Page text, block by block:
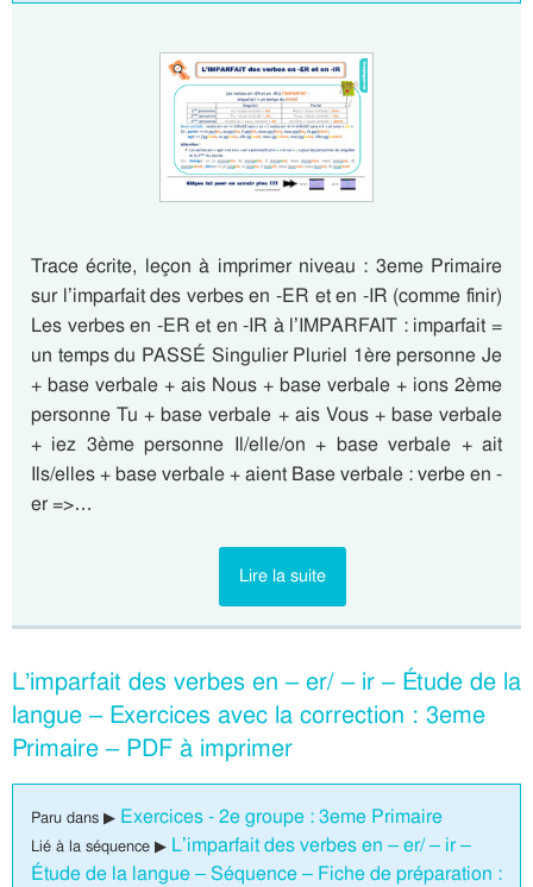
Trace écrite, leçon à imprimer niveau : 3eme Primaire
sur l’imparfait des verbes en -ER et en -IR (comme finir)
Les verbes en -ER et en -IR à l’IMPARFAIT : imparfait =
un temps du PASSÉ Singulier Pluriel 1ère personne Je
+ base verbale + ais Nous + base verbale + ions 2ème
personne Tu + base verbale + ais Vous + base verbale
+ iez 3ème personne Il/elle/on + base verbale + ait
Ils/elles + base verbale + aient Base verbale : verbe en -
er =>…
Lire la suite
L’imparfait des verbes en – er/ – ir – Étude de la
langue – Exercices avec la correction : 3eme
Primaire – PDF à imprimer
Paru dans ▶ Exercices - 2e groupe : 3eme Primaire
Lié à la séquence ▶ L’imparfait des verbes en – er/ – ir –
Étude de la langue – Séquence – Fiche de préparation :